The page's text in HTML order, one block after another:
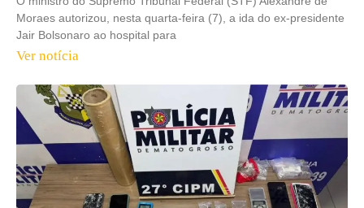
Moraes autorizou, nesta quarta-feira (7), a ida do ex-presidente
Jair Bolsonaro ao hospital para
Ver notícia